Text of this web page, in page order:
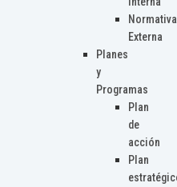
Normativa
Externa
Planes
y
Programas
Plan
de
acción
Plan